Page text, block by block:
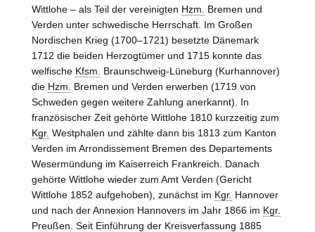
Wittlohe – als Teil der vereinigten Hzm.
Bremen und
Verden unter schwedische Herrschaft. Im Großen
Nordischen Krieg (1700–1721) besetzte Dänemark
1712 die beiden Herzogtümer und 1715 konnte das
welfische Kfsm.
Braunschweig-Lüneburg (Kurhannover)
die Hzm.
Bremen und Verden erwerben (1719 von
Schweden gegen weitere Zahlung anerkannt). In
französischer Zeit gehörte Wittlohe 1810 kurzzeitig zum
Kgr. Westphalen und zählte dann bis 1813 zum Kanton
Verden im Arrondissement Bremen des Departements
Wesermündung im Kaiserreich Frankreich. Danach
gehörte Wittlohe wieder zum Amt Verden (Gericht
Wittlohe 1852 aufgehoben), zunächst im Kgr. Hannover
und nach der Annexion Hannovers im Jahr 1866 im Kgr.
Preußen. Seit Einführung der Kreisverfassung 1885